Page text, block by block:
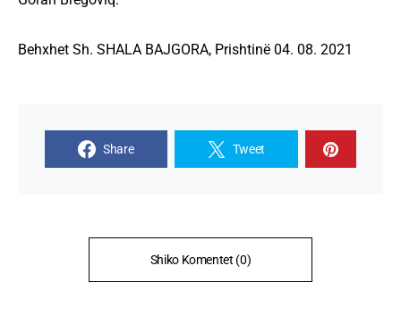
Behxhet Sh. SHALA BAJGORA, Prishtinë 04. 08. 2021
Share Tweet
Shiko Komentet (0)